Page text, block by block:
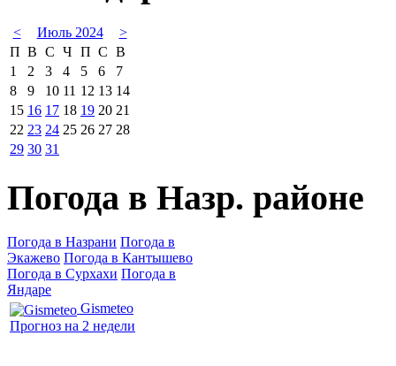
< Июль 2024
>
П В С Ч П С В
1
2 3 4 5 6
7
8
9 10 11 12 13 14
15 16 17 18 19 20 21
22 23 24 25 26 27 28
29 30 31
Погода в Назр. районе
Погода в Назрани Погода в
Экажево Погода в Кантышево
Погода в Сурхахи Погода в
Яндаре
Gismeteo
Прогноз на 2 недели